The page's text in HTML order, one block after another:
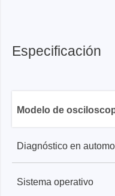
Especificación
Modelo de
Diagnóstico en
SATO1004:
Circuito
Sistema operativo